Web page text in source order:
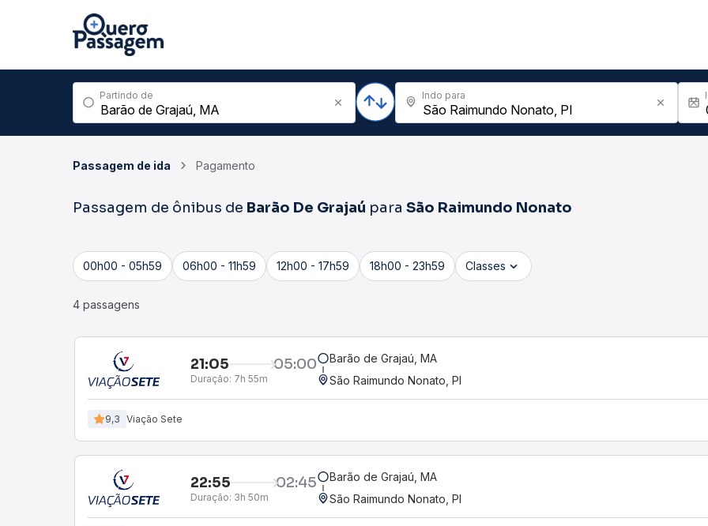
Partindo de Indo para
Passagem de ida Pagamento
Passagem de ônibus de Barão De Grajaú para São Raimundo Nonato
00h00 - 05h59 06h00 - 11h59 12h00 - 17h59 18h00 - 23h59 Classes
4 passagens
21:05 05:00
Duração: 7h 55m
Barão de Grajaú, MA
São Raimundo Nonato, PI
9,3 Viação Sete
22:55 02:45
Duração: 3h 50m
Barão de Grajaú, MA
São Raimundo Nonato, PI